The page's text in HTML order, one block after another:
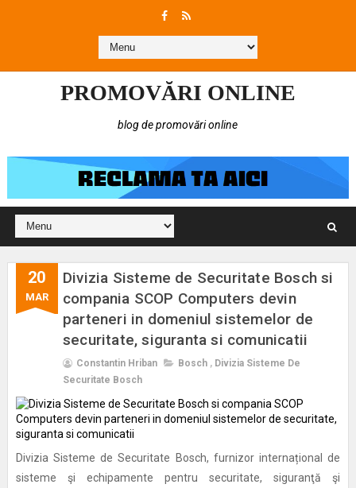
PROMOVĂRI ONLINE
blog de promovări online
20
MAR
Divizia Sisteme de Securitate Bosch si
compania SCOP Computers devin
parteneri in domeniul sistemelor de
securitate, siguranta si comunicatii
Constantin Hriban Bosch , Divizia Sisteme De
Securitate Bosch
Divizia Sisteme de Securitate Bosch, furnizor internațional de
sisteme şi echipamente pentru securitate, siguranţă şi